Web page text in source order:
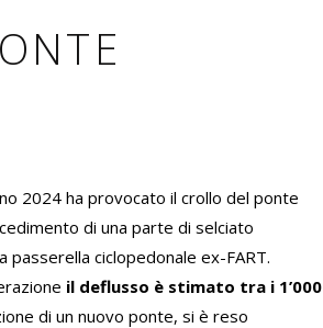
2024 ha provocato il crollo del ponte
di una parte di selciato
passerella ciclopedonale ex-FART.
il deflusso è stimato tra i 1’000
di un nuovo ponte, si è reso